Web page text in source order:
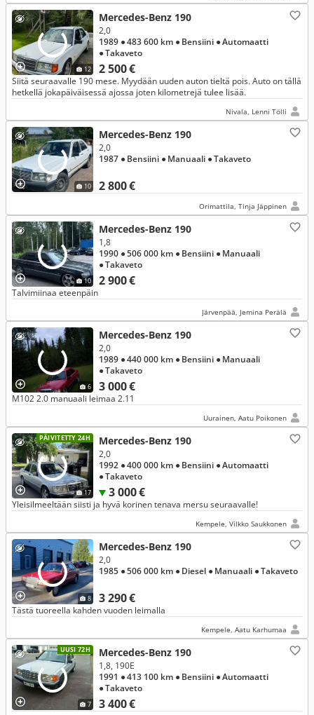
12
Mercedes-Benz 190
2 500 €
2,0
1989 ● 483 600 km ● Bensiini ● Automaatti
● Takaveto
Siitä seuraavalle 190 mese. Myydään uuden auton tieltä pois. Auto on tällä
hetkellä jokapäiväisessä ajossa joten kilometrejä tulee lisää.
Nivala, Lenni Tölli
10
Mercedes-Benz 190
2 800 €
2,0
1987 ● Bensiini ● Manuaali ● Takaveto
Orimattila, Tinja Jäppinen
10
Mercedes-Benz 190
2 900 €
1,8
1990 ● 506 000 km ● Bensiini ● Manuaali
● Takaveto
Talvimiinaa eteenpäin
Järvenpää, Jemina Perälä
6
Mercedes-Benz 190
3 000 €
2,0
1989 ● 440 000 km ● Bensiini ● Manuaali
● Takaveto
M102 2.0 manuaali leimaa 2.11
Uurainen, Aatu Poikonen
PÄIVITETTY 24H
17
Mercedes-Benz 190
3 000 €
2,0
1992 ● 400 000 km ● Bensiini ● Automaatti
● Takaveto
Yleisilmeeltään siisti ja hyvä korinen tenava mersu seuraavalle!
Kempele, Vilkko Saukkonen
8
Mercedes-Benz 190
3 290 €
2,0
1985 ● 506 000 km ● Diesel ● Manuaali ● Takaveto
Tästä tuoreella kahden vuoden leimalla
Kempele, Aatu Karhumaa
UUSI 72H
7
Mercedes-Benz 190
3 400 €
1,8, 190E
1991 ● 413 100 km ● Bensiini ● Automaatti
● Takaveto